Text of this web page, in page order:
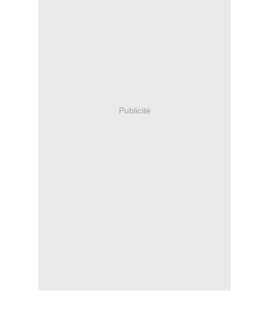
Publicité